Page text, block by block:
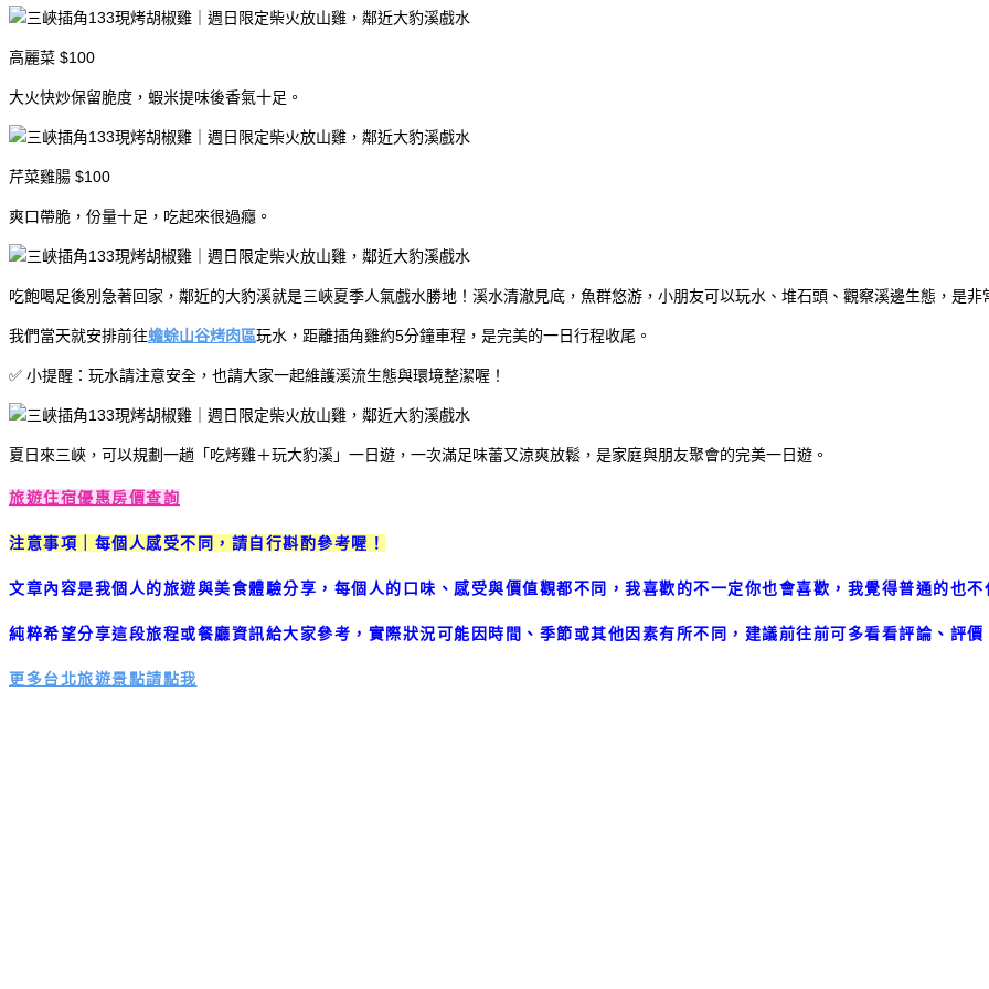
高麗菜 $100
大火快炒保留脆度，蝦米提味後香氣十足。
芹菜雞腸 $100
爽口帶脆，份量十足，吃起來很過癮。
吃飽喝足後別急著回家，鄰近的大豹溪就是三峽夏季人氣戲水勝地！溪水清澈見底，魚群悠游，小朋友可以玩水、堆石頭、觀察溪邊生態，是非
我們當天就安排前往蟾蜍山谷烤肉區玩水，距離插角雞約5分鐘車程，是完美的一日行程收尾。
✅ 小提醒：玩水請注意安全，也請大家一起維護溪流生態與環境整潔喔！
夏日來三峽，可以規劃一趟「吃烤雞＋玩大豹溪」一日遊，一次滿足味蕾又涼爽放鬆，是家庭與朋友聚會的完美一日遊。
旅遊住宿優惠房價查詢
注意事項｜每個人感受不同，請自行斟酌參考喔！
文章內容是我個人的旅遊與美食體驗分享，每個人的口味、感受與價值觀都不同，我喜歡的不一定你也會喜歡，我覺得普通的也不
純粹希望分享這段旅程或餐廳資訊給大家參考，實際狀況可能因時間、季節或其他因素有所不同，建議前往前可多看看評論、評
更多台北旅遊景點請點我